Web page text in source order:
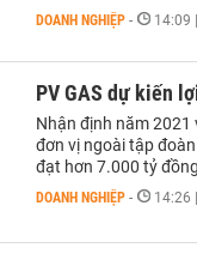
DOANH NGHIỆP - 14:09
PV GAS dự kiến
Nhận định năm
đơn vị ngoài tập
đạt hơn 7.000 tỷ
DOANH NGHIỆP - 14:26